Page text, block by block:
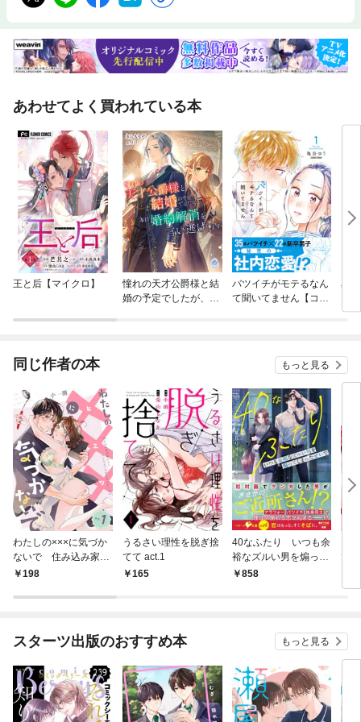
あわせてよく買われている本
王と后【マイクロ】
憧れの天才公爵様と結
婚の予定でしたが、本
バツイチがモテるなん
て聞いてません【コミ
星
同じ作者の本 もっと見る
わたしの×××に気づか
ないで 住み込み家政
婦なのにひとりえっち
編】ep.1
198
うるさい理性を脱ぎ捨
てて act.1
165
40なふたり いつも余
裕なズルい男を煽って
しまったせいで【SS
858
て
スターツ出版のおすすめ本 もっと見る